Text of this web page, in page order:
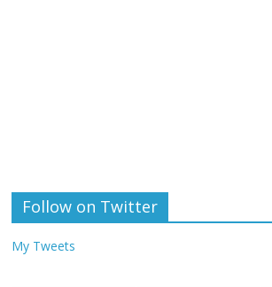
Follow on Twitter
My Tweets